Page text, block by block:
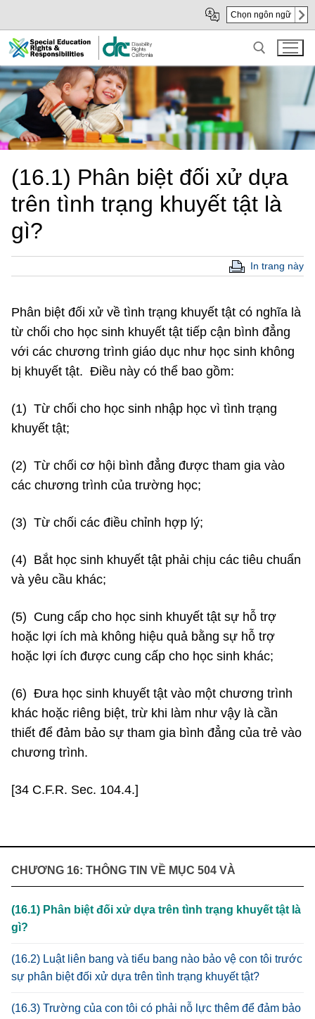
Main
Content
sub
navigation
Chọn ngôn ngữ
Search for:
CHƯƠNG 16: THÔNG TIN VỀ MỤC 504 VÀ
(16.1) Phân biệt đối xử dựa trên tình trạng khuyết tật là
gì?
(16.2) Luật liên bang và tiểu bang nào bảo vệ con tôi trước
sự phân biệt đối xử dựa trên tình trạng khuyết tật?
(16.3) Trường của con tôi có phải nỗ lực thêm để đảm bảo
(16.1) Phân biệt đối xử dựa
trên tình trạng khuyết tật là
gì?
In trang này
Phân biệt đối xử về tình trạng khuyết tật có nghĩa là
từ chối cho học sinh khuyết tật tiếp cận bình đẳng
với các chương trình giáo dục như học sinh không
bị khuyết tật. Điều này có thể bao gồm:
(1) Từ chối cho học sinh nhập học vì tình trạng
khuyết tật;
(2) Từ chối cơ hội bình đẳng được tham gia vào
các chương trình của trường học;
(3) Từ chối các điều chỉnh hợp lý;
(4) Bắt học sinh khuyết tật phải chịu các tiêu chuẩn
và yêu cầu khác;
(5) Cung cấp cho học sinh khuyết tật sự hỗ trợ
hoặc lợi ích mà không hiệu quả bằng sự hỗ trợ
hoặc lợi ích được cung cấp cho học sinh khác;
(6) Đưa học sinh khuyết tật vào một chương trình
khác hoặc riêng biệt, trừ khi làm như vậy là cần
thiết để đảm bảo sự tham gia bình đẳng của trẻ vào
chương trình.
[34 C.F.R. Sec. 104.4.]